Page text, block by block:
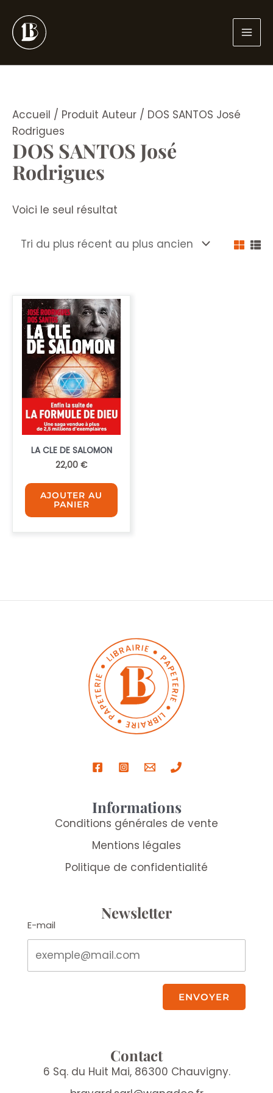
au
contenu
Accueil / Produit Auteur / DOS SANTOS José
Rodrigues
DOS SANTOS José
Rodrigues
Voici le seul résultat
LA CLE DE SALOMON
22,00 €
AJOUTER AU
PANIER
Informations
Conditions générales de vente
Mentions légales
Politique de confidentialité
Newsletter
E-mail
ENVOYER
Contact
6 Sq. du Huit Mai, 86300 Chauvigny.